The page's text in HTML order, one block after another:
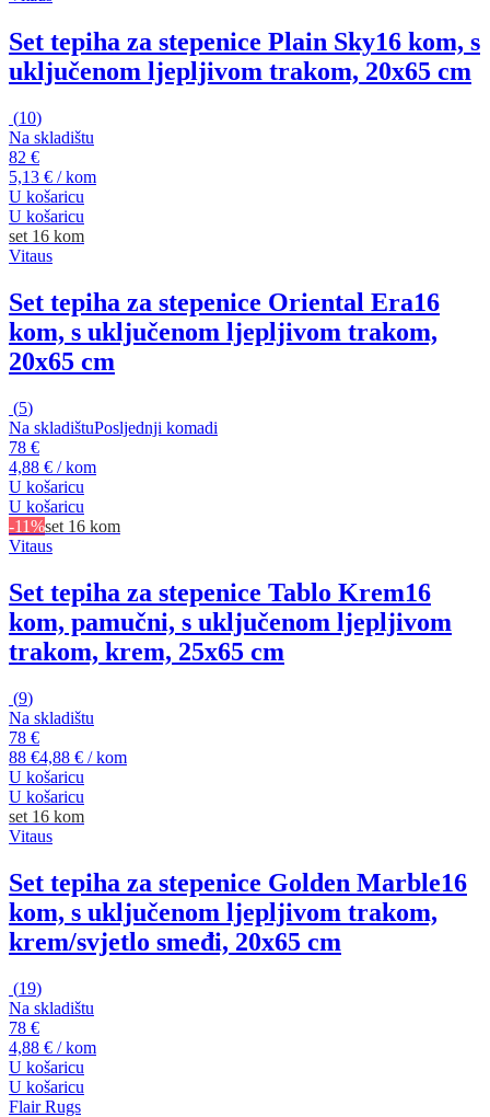
Set tepiha za stepenice Plain Sky16 kom, s
uključenom ljepljivom trakom, 20x65 cm
(10)
Na skladištu
82 €
5,13 € / kom
U košaricu
U košaricu
set 16 kom
Vitaus
Set tepiha za stepenice Oriental Era16
kom, s uključenom ljepljivom trakom,
20x65 cm
(5)
Na skladištuPosljednji komadi
78 €
4,88 € / kom
U košaricu
U košaricu
-11%set 16 kom
Vitaus
Set tepiha za stepenice Tablo Krem16
kom, pamučni, s uključenom ljepljivom
trakom, krem, 25x65 cm
(9)
Na skladištu
78 €
88 €4,88 € / kom
U košaricu
U košaricu
set 16 kom
Vitaus
Set tepiha za stepenice Golden Marble16
kom, s uključenom ljepljivom trakom,
krem/svjetlo smeđi, 20x65 cm
(19)
Na skladištu
78 €
4,88 € / kom
U košaricu
U košaricu
Flair Rugs